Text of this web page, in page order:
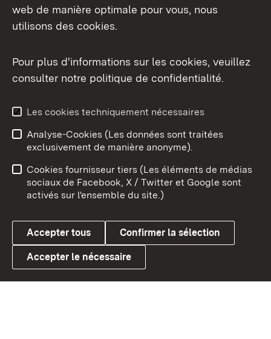
Aperçu des thèmes
Link zum Landesportal
Conseils d'utilisation
Confidentialité
Cookies
web de manière optimale pour vous, nous
utilisons des cookies.
Pour plus d'informations sur les cookies, veuillez
consulter notre politique de confidentialité.
Les cookies techniquement nécessaires
Analyse-Cookies (Les données sont traitées
exclusivement de manière anonyme).
Cookies fournisseur tiers (Les éléments de médias
sociaux de Facebook, X / Twitter et Google sont
activés sur l'ensemble du site.)
Accepter tous Confirmer la sélection
Accepter le nécessaire